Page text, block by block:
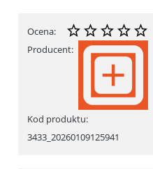
Ocena:
Producent:
Kod produktu:
3433_20260109125941